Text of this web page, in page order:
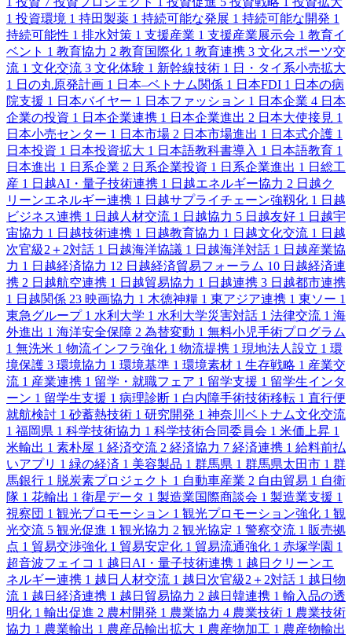
1 投資環境 1 持田製薬 1 持続可能な発展 1 持続可能な開発 1
持続可能性 1 排水対策 1 支援産業 1 支援産業展示会 1 教育イ
ベント 1 教育協力 2 教育国際化 1 教育連携 3 文化スポーツ交
流 1 文化交流 3 文化体験 1 新幹線技術 1 日・タイ系小売拡大
1 日の丸原発計画 1 日本–ベトナム関係 1 日本FDI 1 日本の病
院支援 1 日本バイヤー 1 日本ファッション 1 日本企業 4 日本
企業の投資 1 日本企業連携 1 日本企業進出 2 日本大使接見 1
日本小売センター 1 日本市場 2 日本市場進出 1 日本式介護 1
日本投資 1 日本投資拡大 1 日本語教科書導入 1 日本語教育 1
日本進出 1 日系企業 2 日系企業投資 1 日系企業進出 1 日総工
産 1 日越AI・量子技術連携 1 日越エネルギー協力 2 日越ク
リーンエネルギー連携 1 日越サプライチェーン強靱化 1 日越
ビジネス連携 1 日越人材交流 1 日越協力 5 日越友好 1 日越宇
宙協力 1 日越技術連携 1 日越教育協力 1 日越文化交流 1 日越
次官級2＋2対話 1 日越海洋協議 1 日越海洋対話 1 日越産業協
力 1 日越経済協力 12 日越経済貿易フォーラム 10 日越経済連
携 2 日越航空連携 1 日越貿易協力 1 日越連携 3 日越都市連携
1 日越関係 23 映画協力 1 木徳神糧 1 東アジア連携 1 東ソー 1
東急グループ 1 水利大学 1 水利大学災害対話 1 法律交流 1 海
外進出 1 海洋安全保障 2 為替変動 1 無料小児手術プログラム
1 無洗米 1 物流インフラ強化 1 物流提携 1 現地法人設立 1 環
境保護 3 環境協力 1 環境基準 1 環境素材 1 生存戦略 1 産業交
流 1 産業連携 1 留学・就職フェア 1 留学支援 1 留学生インタ
ーン 1 留学生支援 1 病理診断 1 白内障手術技術移転 1 直行便
就航検討 1 砂蓄熱技術 1 研究開発 1 神奈川ベトナム文化交流
1 福岡県 1 科学技術協力 1 科学技術合同委員会 1 米価上昇 1
米輸出 1 素朴屋 1 経済交流 2 経済協力 7 経済連携 1 給料前払
いアプリ 1 緑の経済 1 美容製品 1 群馬県 1 群馬県太田市 1 群
馬銀行 1 脱炭素プロジェクト 1 自動車産業 2 自由貿易 1 自衛
隊 1 花輸出 1 衛星データ 1 製造業国際商談会 1 製造業支援 1
視察団 1 観光プロモーション 1 観光プロモーション強化 1 観
光交流 5 観光促進 1 観光協力 2 観光協定 1 警察交流 1 販売拠
点 1 貿易交渉強化 1 貿易安定化 1 貿易流通強化 1 赤塚学園 1
超音波フェイコ 1 越日AI・量子技術連携 1 越日クリーンエ
ネルギー連携 1 越日人材交流 1 越日次官級2＋2対話 1 越日物
流 1 越日経済連携 1 越日貿易協力 2 越日韓連携 1 輸入品の透
明化 1 輸出促進 2 農村開発 1 農業協力 4 農業技術 1 農業技術
協力 1 農業輸出 1 農産品輸出拡大 1 農産物加工 1 農産物輸出